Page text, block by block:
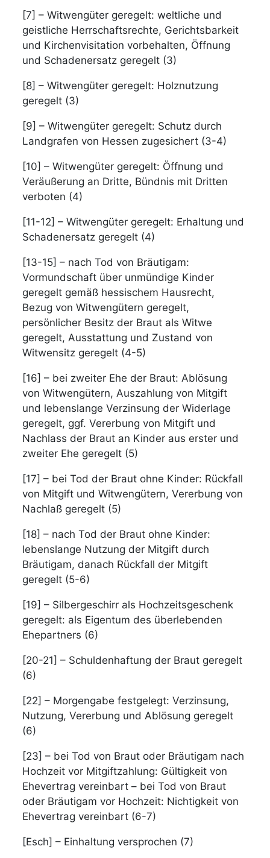
[7] – Witwengüter geregelt: weltliche und
geistliche Herrschaftsrechte, Gerichtsbarkeit
und Kirchenvisitation vorbehalten, Öffnung
und Schadenersatz geregelt (3)
[8] – Witwengüter geregelt: Holznutzung
geregelt (3)
[9] – Witwengüter geregelt: Schutz durch
Landgrafen von Hessen zugesichert (3-4)
[10] – Witwengüter geregelt: Öffnung und
Veräußerung an Dritte, Bündnis mit Dritten
verboten (4)
[11-12] – Witwengüter geregelt: Erhaltung und
Schadenersatz geregelt (4)
[13-15] – nach Tod von Bräutigam:
Vormundschaft über unmündige Kinder
geregelt gemäß hessischem Hausrecht,
Bezug von Witwengütern geregelt,
persönlicher Besitz der Braut als Witwe
geregelt, Ausstattung und Zustand von
Witwensitz geregelt (4-5)
[16] – bei zweiter Ehe der Braut: Ablösung
von Witwengütern, Auszahlung von Mitgift
und lebenslange Verzinsung der Widerlage
geregelt, ggf. Vererbung von Mitgift und
Nachlass der Braut an Kinder aus erster und
zweiter Ehe geregelt (5)
[17] – bei Tod der Braut ohne Kinder: Rückfall
von Mitgift und Witwengütern, Vererbung von
Nachlaß geregelt (5)
[18] – nach Tod der Braut ohne Kinder:
lebenslange Nutzung der Mitgift durch
Bräutigam, danach Rückfall der Mitgift
geregelt (5-6)
[19] – Silbergeschirr als Hochzeitsgeschenk
geregelt: als Eigentum des überlebenden
Ehepartners (6)
[20-21] – Schuldenhaftung der Braut geregelt
(6)
[22] – Morgengabe festgelegt: Verzinsung,
Nutzung, Vererbung und Ablösung geregelt
(6)
[23] – bei Tod von Braut oder Bräutigam nach
Hochzeit vor Mitgiftzahlung: Gültigkeit von
Ehevertrag vereinbart – bei Tod von Braut
oder Bräutigam vor Hochzeit: Nichtigkeit von
Ehevertrag vereinbart (6-7)
[Esch] – Einhaltung versprochen (7)